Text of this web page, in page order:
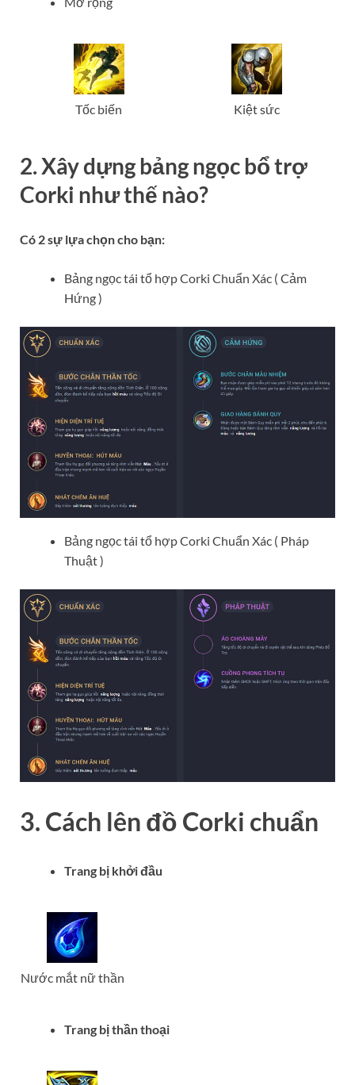
Tốc biến Kiệt sức
2. Xây dựng bảng ngọc bổ trợ
Corki như thế nào?
Có 2 sự lựa chọn cho bạn:
Bảng ngọc tái tổ hợp Corki Chuẩn Xác ( Cảm
Hứng )
Bảng ngọc tái tổ hợp Corki Chuẩn Xác ( Pháp
Thuật )
3. Cách lên đồ Corki chuẩn
Trang bị khởi đầu
Nước mắt nữ thần
Trang bị thần thoại